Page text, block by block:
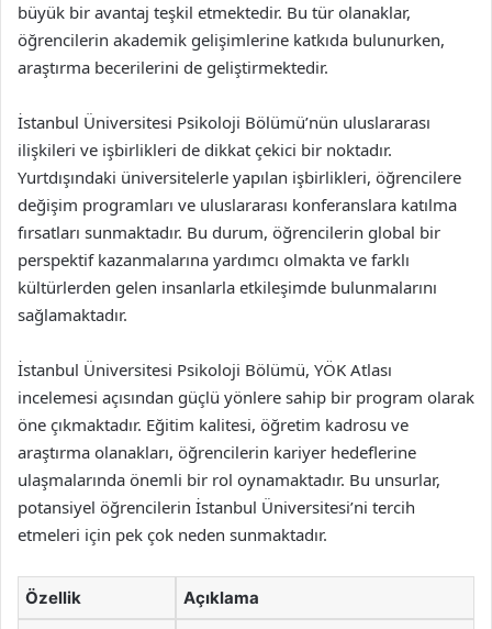
büyük bir avantaj teşkil etmektedir. Bu tür olanaklar,
öğrencilerin akademik gelişimlerine katkıda bulunurken,
araştırma becerilerini de geliştirmektedir.
İstanbul Üniversitesi Psikoloji Bölümü’nün uluslararası
ilişkileri ve işbirlikleri de dikkat çekici bir noktadır.
Yurtdışındaki üniversitelerle yapılan işbirlikleri, öğrencilere
değişim programları ve uluslararası konferanslara katılma
fırsatları sunmaktadır. Bu durum, öğrencilerin global bir
perspektif kazanmalarına yardımcı olmakta ve farklı
kültürlerden gelen insanlarla etkileşimde bulunmalarını
sağlamaktadır.
İstanbul Üniversitesi Psikoloji Bölümü, YÖK Atlası
incelemesi açısından güçlü yönlere sahip bir program olarak
öne çıkmaktadır. Eğitim kalitesi, öğretim kadrosu ve
araştırma olanakları, öğrencilerin kariyer hedeflerine
ulaşmalarında önemli bir rol oynamaktadır. Bu unsurlar,
potansiyel öğrencilerin İstanbul Üniversitesi’ni tercih
etmeleri için pek çok neden sunmaktadır.
Özellik Açıklama